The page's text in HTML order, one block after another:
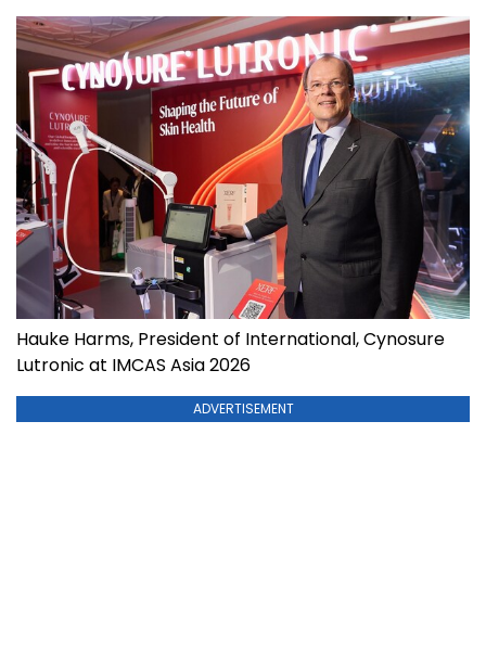
Hauke Harms, President of International, Cynosure
Lutronic at IMCAS Asia 2026
ADVERTISEMENT